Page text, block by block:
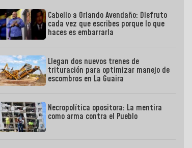
Cabello a Orlando Avendaño: Disfruto
cada vez que escribes porque lo que
haces es embarrarla
Llegan dos nuevos trenes de
trituración para optimizar manejo de
escombros en La Guaira
Necropolítica opositora: La mentira
como arma contra el Pueblo